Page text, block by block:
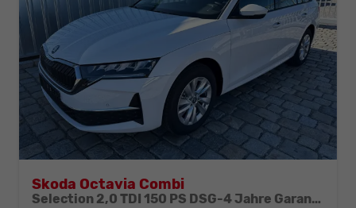
Skoda Octavia Combi
Selection 2,0 TDI 150 PS DSG-4 Jahre Garantie-PDC vorne und hinten-Sitzheizung-Smart Link